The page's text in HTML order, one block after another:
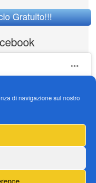
di navigazione sul nostro
Gratuito!!!
Vendogokartit/
marketing e